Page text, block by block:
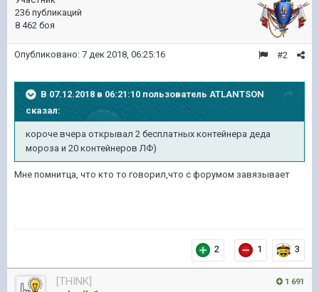
236 публикаций
8 462 боя
#2
Опубликовано: 7 дек 2018, 06:25:16
В 07.12.2018 в 06:21:10 пользователь ATLANTSON
сказал:
короче вчера открывал 2 бесплатных контейнера деда
мороза и 20 контейнеров ЛФ)
Мне помнитца, что кто то говорил,что с форумом завязывает
2 1 3
1 691
[THINK]